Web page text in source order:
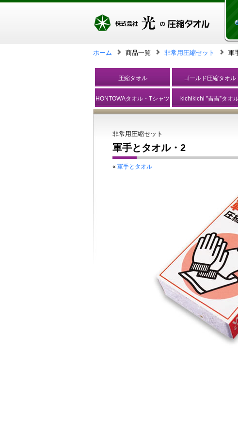
ホーム 商品一覧 非常用圧縮セット 軍
圧縮タオル ゴールド圧縮タオル
HONTOWAタオル・Tシャツ kichikichi ”吉吉”タオ
非常用圧縮セット
軍手とタオル・2
« 軍手とタオル